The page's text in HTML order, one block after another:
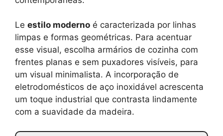
Le estilo moderno é caracterizada por linhas
limpas e formas geométricas. Para acentuar
esse visual, escolha armários de cozinha com
frentes planas e sem puxadores visíveis, para
um visual minimalista. A incorporação de
eletrodomésticos de aço inoxidável acrescenta
um toque industrial que contrasta lindamente
com a suavidade da madeira.